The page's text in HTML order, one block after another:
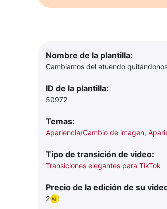
Nombre de la plantilla:
Cambiamos del atuendo
ID de la plantilla:
50972
Temas:
Apariencia/Cambio de imagen,
Tipo de transición de video:
Transiciones elegantes para TikTok
Precio de la edición de su
2